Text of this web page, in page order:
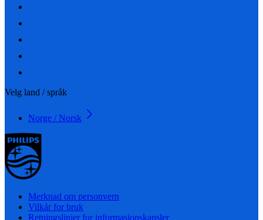
Velg land / språk
Norge / Norsk
Merknad om personvern
Vilkår for bruk
Retningslinjer for informasjonskapsler